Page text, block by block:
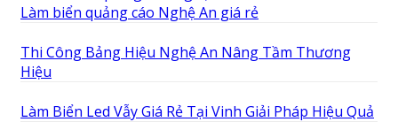
Làm biển quảng cáo Nghệ An giá rẻ
Thi Công Bảng Hiệu Nghệ An Nâng Tầm Thương
Hiệu
Làm Biển Led Vẫy Giá Rẻ Tại Vinh Giải Pháp Hiệu Quả